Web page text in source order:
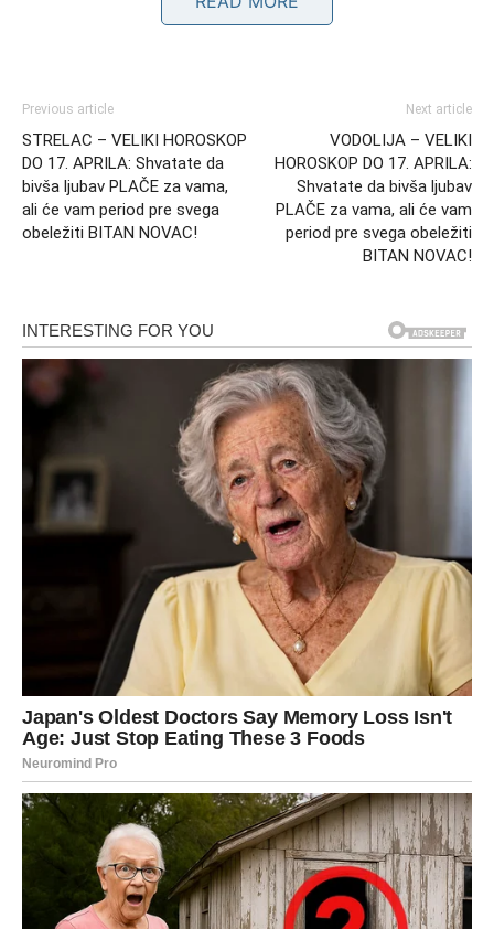
Unutrašnji balans između emocija
Borba između prošlosti i budućnosti
Ovaj period stavlja vas između dva sveta – emotivnog i
materijalnog. Sa jedne strane, prošlost vas doziva kroz
neizgovorene emocije i energiju bivše ljubavi. Sa druge
strane, budućnost vam otvara vrata kroz novac i
stabilnost.
Ovaj kontrast stvara unutrašnji pritisak. Međutim, upravo
u tom balansu leži vaša snaga. Vi ne birate između
emocija i razuma – vi učite kako da ih držite pod
kontrolom.
Vaša sudbina u ovom periodu nije da se vratite unazad,
već da razumete šta ste prošli i da nastavite dalje sa
većom jasnoćom.
Transformacija lične vrednosti
Jarčevi u ovom periodu prolaze kroz duboku
transformaciju lične vrednosti. Shvatate koliko vredite –
Previous article
STRELAC – VELIKI HOROSKOP
DO 17. APRILA: Shvatate da
bivša ljubav PLAČE za vama,
ali će vam period pre svega
obeležiti BITAN NOVAC!
Next article
VODOLIJA – VELIKI
HOROSKOP DO 17. APRILA:
Shvatate da bivša ljubav
PLAČE za vama, ali će vam
period pre svega obeležiti
BITAN NOVAC!